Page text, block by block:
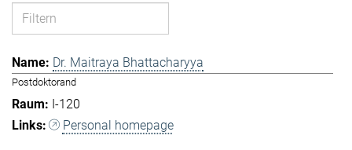
Dr. Maitraya Bhattacharyya
Postdoktorand
I-120
Personal homepage